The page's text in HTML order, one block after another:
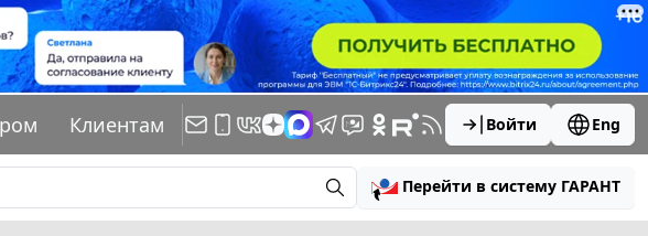
Клиентам Войти Eng
Перейти в систему ГАРАНТ